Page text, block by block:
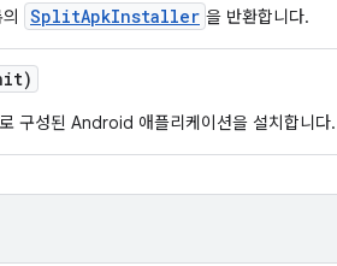
SplitApkInstaller 을 반환합니다.
구성된 Android 애플리케이션을 설치합니다.